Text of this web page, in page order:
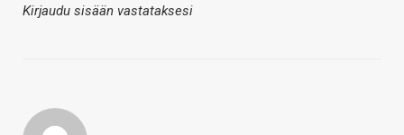
Kirjaudu sisään vastataksesi